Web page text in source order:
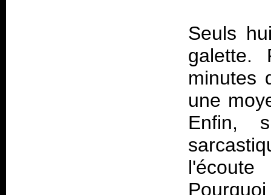
Seuls
galette.
minutes
une
Enfin,